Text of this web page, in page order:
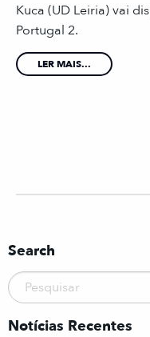
Kuca (UD Leiria) vai
Portugal 2.
LER MAIS...
Search
Notícias Recentes